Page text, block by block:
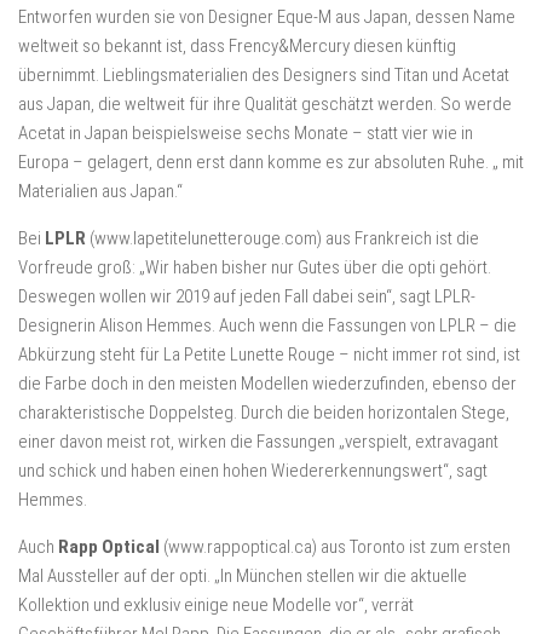
Entworfen wurden sie von Designer Eque-M aus Japan, dessen Name
weltweit so bekannt ist, dass Frency&Mercury diesen künftig
übernimmt. Lieblingsmaterialien des Designers sind Titan und Acetat
aus Japan, die weltweit für ihre Qualität geschätzt werden. So werde
Acetat in Japan beispielsweise sechs Monate – statt vier wie in
Europa – gelagert, denn erst dann komme es zur absoluten Ruhe. „ mit
Materialien aus Japan.“
Bei LPLR (www.lapetitelunetterouge.com) aus Frankreich ist die
Vorfreude groß: „Wir haben bisher nur Gutes über die opti gehört.
Deswegen wollen wir 2019 auf jeden Fall dabei sein“, sagt LPLR-
Designerin Alison Hemmes. Auch wenn die Fassungen von LPLR – die
Abkürzung steht für La Petite Lunette Rouge – nicht immer rot sind, ist
die Farbe doch in den meisten Modellen wiederzufinden, ebenso der
charakteristische Doppelsteg. Durch die beiden horizontalen Stege,
einer davon meist rot, wirken die Fassungen „verspielt, extravagant
und schick und haben einen hohen Wiedererkennungswert“, sagt
Hemmes.
Auch Rapp Optical (www.rappoptical.ca) aus Toronto ist zum ersten
Mal Aussteller auf der opti. „In München stellen wir die aktuelle
Kollektion und exklusiv einige neue Modelle vor“, verrät